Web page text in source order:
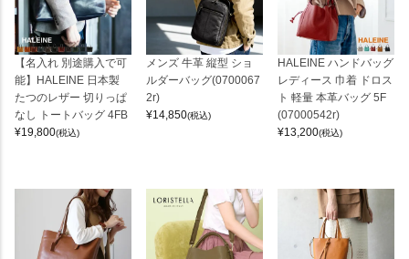
【名入れ 別途購入で可
能】HALEINE 日本製
たつのレザー 切りっぱ
なし トートバッグ 4FB
¥19,800(税込)
メンズ 牛革 縦型 ショ
ルダーバッグ(0700067
2r)
¥14,850(税込)
HALEINE ハンドバッグ
レディース 巾着 ドロス
ト 軽量 本革バッグ 5F
(07000542r)
¥13,200(税込)